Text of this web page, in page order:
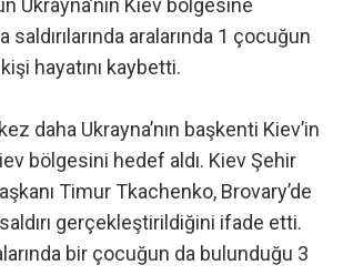
Ukrayna’nın Kiev bölgesine
aralarında 1 çocuğun
hayatını kaybetti.
daha Ukrayna’nın başkenti Kiev’in
bölgesini hedef aldı. Kiev Şehir
Timur Tkachenko, Brovary’de
gerçekleştirildiğini ifade etti.
bir çocuğun da bulunduğu 3